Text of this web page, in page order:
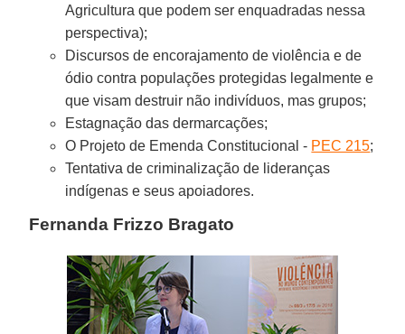
Agricultura que podem ser enquadradas nessa
perspectiva);
Discursos de encorajamento de violência e de
ódio contra populações protegidas legalmente e
que visam destruir não indivíduos, mas grupos;
Estagnação das dermarcações;
O Projeto de Emenda Constitucional - PEC 215;
Tentativa de criminalização de lideranças
indígenas e seus apoiadores.
Fernanda Frizzo Bragato